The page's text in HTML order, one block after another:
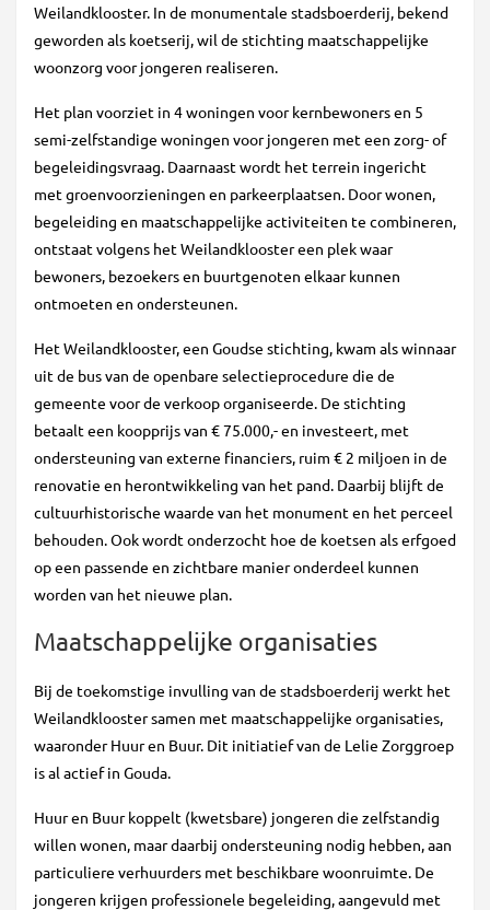
Weilandklooster. In de monumentale stadsboerderij, bekend
geworden als koetserij, wil de stichting maatschappelijke
woonzorg voor jongeren realiseren.
Het plan voorziet in 4 woningen voor kernbewoners en 5
semi-zelfstandige woningen voor jongeren met een zorg- of
begeleidingsvraag. Daarnaast wordt het terrein ingericht
met groenvoorzieningen en parkeerplaatsen. Door wonen,
begeleiding en maatschappelijke activiteiten te combineren,
ontstaat volgens het Weilandklooster een plek waar
bewoners, bezoekers en buurtgenoten elkaar kunnen
ontmoeten en ondersteunen.
Het Weilandklooster, een Goudse stichting, kwam als winnaar
uit de bus van de openbare selectieprocedure die de
gemeente voor de verkoop organiseerde. De stichting
betaalt een koopprijs van € 75.000,- en investeert, met
ondersteuning van externe financiers, ruim € 2 miljoen in de
renovatie en herontwikkeling van het pand. Daarbij blijft de
cultuurhistorische waarde van het monument en het perceel
behouden. Ook wordt onderzocht hoe de koetsen als erfgoed
op een passende en zichtbare manier onderdeel kunnen
worden van het nieuwe plan.
Maatschappelijke organisaties
Bij de toekomstige invulling van de stadsboerderij werkt het
Weilandklooster samen met maatschappelijke organisaties,
waaronder Huur en Buur. Dit initiatief van de Lelie Zorggroep
is al actief in Gouda.
Huur en Buur koppelt (kwetsbare) jongeren die zelfstandig
willen wonen, maar daarbij ondersteuning nodig hebben, aan
particuliere verhuurders met beschikbare woonruimte. De
jongeren krijgen professionele begeleiding, aangevuld met